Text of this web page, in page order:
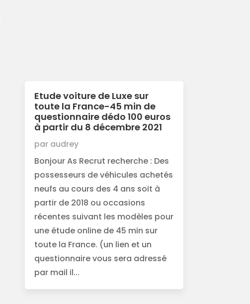
Etude voiture de Luxe sur
toute la France-45 min de
questionnaire dédo 100 euros
à partir du 8 décembre 2021
par audrey
Bonjour As Recrut recherche : Des
possesseurs de véhicules achetés
neufs au cours des 4 ans soit à
partir de 2018 ou occasions
récentes suivant les modèles pour
une étude online de 45 min sur
toute la France. (un lien et un
questionnaire vous sera adressé
par mail il...